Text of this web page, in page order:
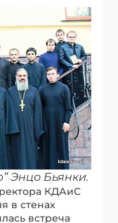
Энцо Бьянки.
КДАиС
в стенах
встреча